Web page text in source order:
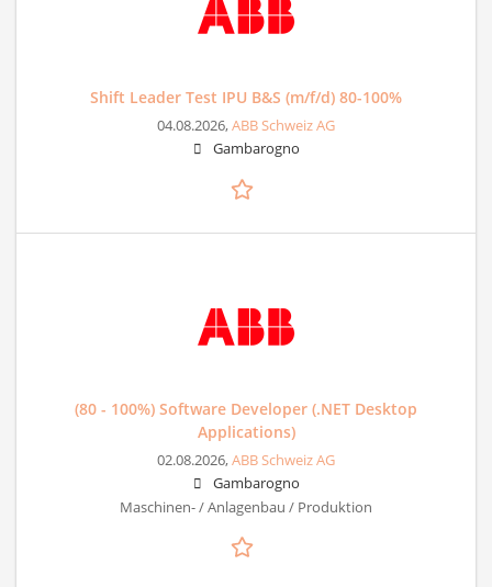
Shift Leader Test IPU B&S (m/f/d) 80-100%
04.08.2026,ABB Schweiz AG
Gambarogno
(80 - 100%) Software Developer (.NET Desktop
Applications)
02.08.2026,ABB Schweiz AG
Gambarogno
Maschinen- / Anlagenbau / Produktion